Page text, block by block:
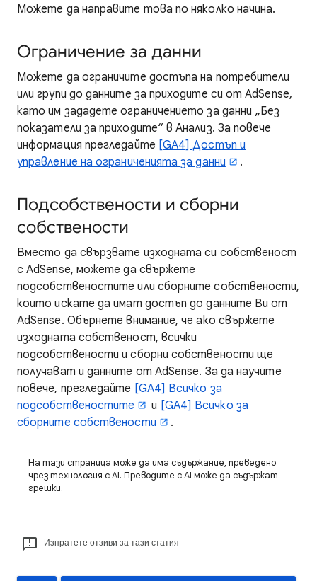
Можете да направите това по няколко начина.
Ограничение за данни
Можете да ограничите достъпа на потребители
или групи до данните за приходите си от AdSense,
като им зададете ограничението за данни „Без
показатели за приходите“ в Анализ. За повече
информация прегледайте [GA4] Достъп и
управление на ограниченията за данни
.
Подсобствености и сборни
собствености
Вместо да свързвате изходната си собственост
с AdSense, можете да свържете
подсобственостите или сборните собствености,
които искате да имат достъп до данните Ви от
AdSense. Обърнете внимание, че ако свържете
изходната собственост, всички
подсобствености и сборни собствености ще
получават и данните от AdSense. За да научите
повече, прегледайте [GA4] Всичко за
подсобственостите
и [GA4] Всичко за
сборните собствености
.
На тази страница може да има съдържание, преведено
чрез технология с AI. Преводите с AI може да съдържат
грешки.
Изпратете отзиви за тази статия